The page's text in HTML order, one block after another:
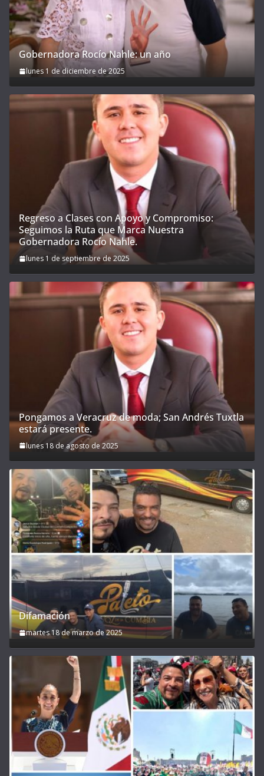
Gobernadora Rocío Nahle: un año
lunes 1 de diciembre de 2025
Regreso a Clases con Apoyo y Compromiso:
Seguimos la Ruta que Marca Nuestra
Gobernadora Rocío Nahle.
lunes 1 de septiembre de 2025
Pongamos a Veracruz de moda; San Andrés Tuxtla
estará presente.
lunes 18 de agosto de 2025
Difamación
martes 18 de marzo de 2025